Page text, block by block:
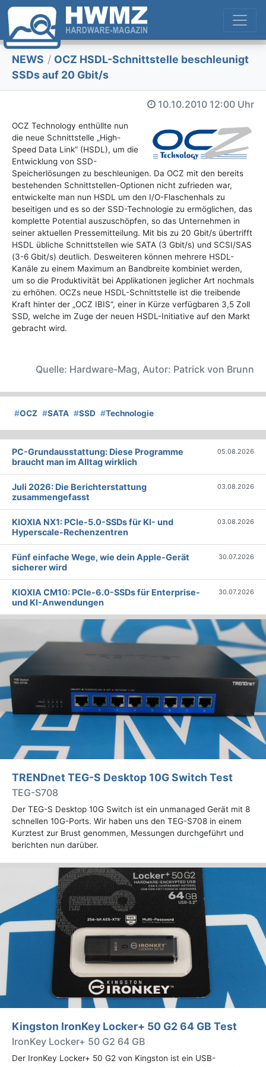
NEWS / OCZ HSDL-Schnittstelle beschleunigt
SSDs auf 20 Gbit/s
10.10.2010 12:00 Uhr
OCZ Technology enthüllte nun
die neue Schnittstelle „High-
Speed Data Link“ (HSDL), um die
Entwicklung von SSD-
Speicherlösungen zu beschleunigen. Da OCZ mit den bereits
bestehenden Schnittstellen-Optionen nicht zufrieden war,
entwickelte man nun HSDL um den I/O-Flaschenhals zu
beseitigen und es so der SSD-Technologie zu ermöglichen, das
komplette Potential auszuschöpfen, so das Unternehmen in
seiner aktuellen Pressemitteilung. Mit bis zu 20 Gbit/s übertrifft
HSDL übliche Schnittstellen wie SATA (3 Gbit/s) und SCSI/SAS
(3-6 Gbit/s) deutlich. Desweiteren können mehrere HSDL-
Kanäle zu einem Maximum an Bandbreite kombiniet werden,
um so die Produktivität bei Applikationen jeglicher Art nochmals
zu erhöhen. OCZs neue HSDL-Schnittstelle ist die treibende
Kraft hinter der „OCZ IBIS“, einer in Kürze verfügbaren 3,5 Zoll
SSD, welche im Zuge der neuen HSDL-Initiative auf den Markt
gebracht wird.
Quelle: Hardware-Mag, Autor: Patrick von Brunn
#OCZ #SATA #SSD #Technologie
PC-Grundausstattung: Diese Programme
braucht man im Alltag wirklich
05.08.2026
Juli 2026: Die Bericht­erstattung
zusammengefasst
03.08.2026
KIOXIA NX1: PCIe-5.0-SSDs für KI- und
Hyperscale-Rechenzentren
03.08.2026
Fünf einfache Wege, wie dein Apple-Gerät
sicherer wird
30.07.2026
KIOXIA CM10: PCIe-6.0-SSDs für Enterprise-
und KI-Anwendungen
30.07.2026
TRENDnet TEG-S Desktop 10G Switch Test
TEG-S708
Der TEG-S Desktop 10G Switch ist ein unmanaged Gerät mit 8
schnellen 10G-Ports. Wir haben uns den TEG-S708 in einem
Kurztest zur Brust genommen, Messungen durchgeführt und
berichten nun darüber.
Kingston IronKey Locker+ 50 G2 64 GB Test
IronKey Locker+ 50 G2 64 GB
Der IronKey Locker+ 50 G2 von Kingston ist ein USB-